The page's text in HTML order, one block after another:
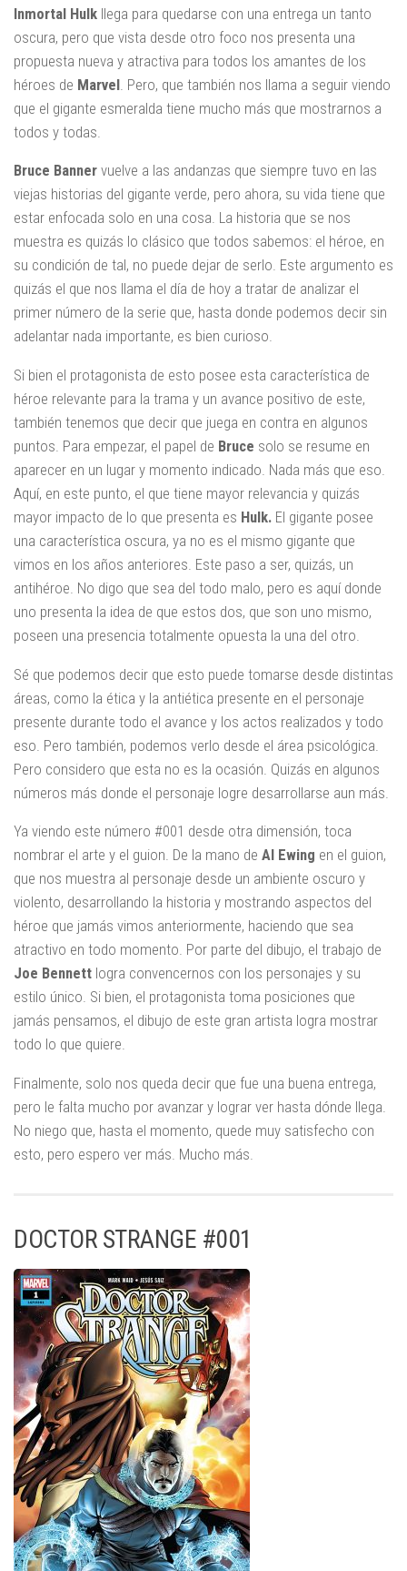
Inmortal Hulk llega para quedarse con una entrega un tanto
oscura, pero que vista desde otro foco nos presenta una
propuesta nueva y atractiva para todos los amantes de los
héroes de Marvel . Pero, que también nos llama a seguir viendo
que el gigante esmeralda tiene mucho más que mostrarnos a
todos y todas.
Bruce Banner vuelve a las andanzas que siempre tuvo en las
viejas historias del gigante verde, pero ahora, su vida tiene que
estar enfocada solo en una cosa. La historia que se nos
muestra es quizás lo clásico que todos sabemos: el héroe, en
su condición de tal, no puede dejar de serlo. Este argumento es
quizás el que nos llama el día de hoy a tratar de analizar el
primer número de la serie que, hasta donde podemos decir sin
adelantar nada importante, es bien curioso.
Si bien el protagonista de esto posee esta característica de
héroe relevante para la trama y un avance positivo de este,
también tenemos que decir que juega en contra en algunos
puntos. Para empezar, el papel de Bruce solo se resume en
aparecer en un lugar y momento indicado. Nada más que eso.
Aquí, en este punto, el que tiene mayor relevancia y quizás
mayor impacto de lo que presenta es Hulk. El gigante posee
una característica oscura, ya no es el mismo gigante que
vimos en los años anteriores. Este paso a ser, quizás, un
antihéroe. No digo que sea del todo malo, pero es aquí donde
uno presenta la idea de que estos dos, que son uno mismo,
poseen una presencia totalmente opuesta la una del otro.
Sé que podemos decir que esto puede tomarse desde distintas
áreas, como la ética y la antiética presente en el personaje
presente durante todo el avance y los actos realizados y todo
eso. Pero también, podemos verlo desde el área psicológica.
Pero considero que esta no es la ocasión. Quizás en algunos
números más donde el personaje logre desarrollarse aun más.
Ya viendo este número #001 desde otra dimensión, toca
nombrar el arte y el guion. De la mano de Al Ewing en el guion,
que nos muestra al personaje desde un ambiente oscuro y
violento, desarrollando la historia y mostrando aspectos del
héroe que jamás vimos anteriormente, haciendo que sea
atractivo en todo momento. Por parte del dibujo, el trabajo de
Joe Bennett logra convencernos con los personajes y su
estilo único. Si bien, el protagonista toma posiciones que
jamás pensamos, el dibujo de este gran artista logra mostrar
todo lo que quiere.
Finalmente, solo nos queda decir que fue una buena entrega,
pero le falta mucho por avanzar y lograr ver hasta dónde llega.
No niego que, hasta el momento, quede muy satisfecho con
esto, pero espero ver más. Mucho más.
DOCTOR STRANGE #001